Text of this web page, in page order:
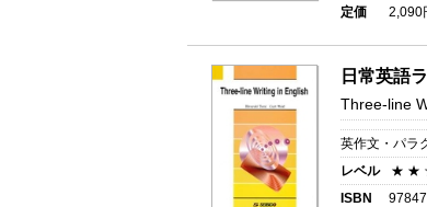
定価
2,090
日常英語
Three-line
英作文・パラ
レベル
★ ★
ISBN